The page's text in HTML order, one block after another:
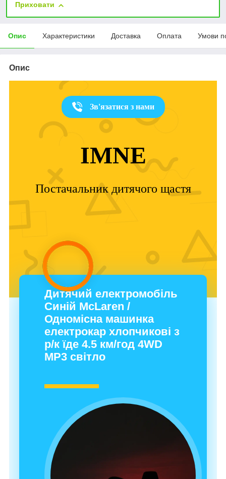
Приховати
Опис Характеристики Доставка Оплата Умови
Опис
Зв'язатися з нами
IMNE
Постачальник дитячого щастя
Дитячий електромобіль
Синій McLaren /
Одномісна машинка
електрокар хлопчикові з
р/к їде 4.5 км/год 4WD
MP3 світло